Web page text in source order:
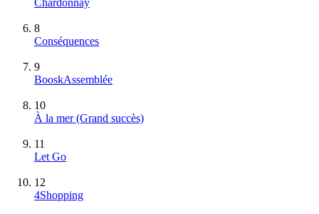
Chardonnay
8
Conséquences
9
BooskAssemblée
10
À la mer(Grand succès)
11
Let Go
12
4Shopping